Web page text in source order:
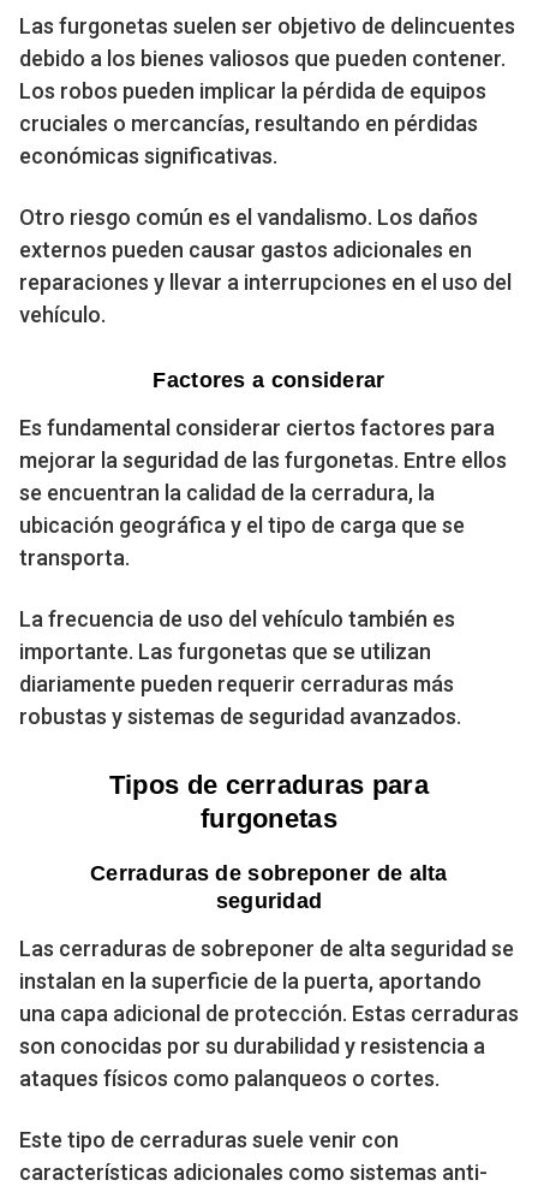
Las furgonetas suelen ser objetivo de delincuentes
debido a los bienes valiosos que pueden contener.
Los robos pueden implicar la pérdida de equipos
cruciales o mercancías, resultando en pérdidas
económicas significativas.
Otro riesgo común es el vandalismo. Los daños
externos pueden causar gastos adicionales en
reparaciones y llevar a interrupciones en el uso del
vehículo.
Factores a considerar
Es fundamental considerar ciertos factores para
mejorar la seguridad de las furgonetas. Entre ellos
se encuentran la calidad de la cerradura, la
ubicación geográfica y el tipo de carga que se
transporta.
La frecuencia de uso del vehículo también es
importante. Las furgonetas que se utilizan
diariamente pueden requerir cerraduras más
robustas y sistemas de seguridad avanzados.
Tipos de cerraduras para
furgonetas
Cerraduras de sobreponer de alta
seguridad
Las cerraduras de sobreponer de alta seguridad se
instalan en la superficie de la puerta, aportando
una capa adicional de protección. Estas cerraduras
son conocidas por su durabilidad y resistencia a
ataques físicos como palanqueos o cortes.
Este tipo de cerraduras suele venir con
características adicionales como sistemas anti-